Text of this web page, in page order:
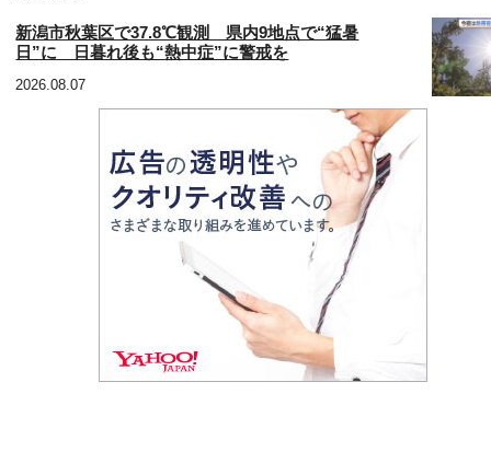
新潟市秋葉区で37.8℃観測 県内9地点で“猛暑
日”に 日暮れ後も“熱中症”に警戒を
2026.08.07